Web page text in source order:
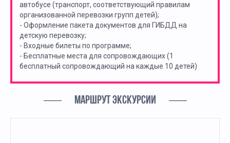
автобусе (транспорт, соответствующий правилам
организованной перевозки групп детей);
- Оформление пакета документов для ГИБДД на
детскую перевозку;
- Входные билеты по программе;
- Бесплатные места для сопровождающих (1
бесплатный сопровождающий на каждые 10 детей)
МАРШРУТ ЭКСКУРСИИ